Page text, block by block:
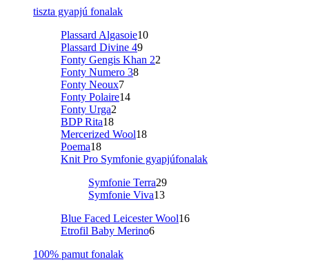
tiszta gyapjú fonalak
Plassard Algasoie10
Plassard Divine 49
Fonty Gengis Khan 22
Fonty Numero 38
Fonty Neoux7
Fonty Polaire14
Fonty Urga2
BDP Rita18
Mercerized Wool18
Poema18
Knit Pro Symfonie gyapjúfonalak
Symfonie Terra29
Symfonie Viva13
Blue Faced Leicester Wool16
Etrofil Baby Merino6
100% pamut fonalak